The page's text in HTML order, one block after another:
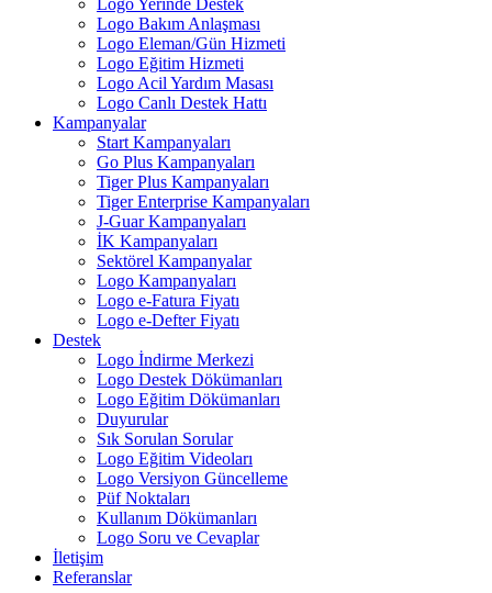
Logo Yerinde Destek
Logo Bakım Anlaşması
Logo Eleman/Gün Hizmeti
Logo Eğitim Hizmeti
Logo Acil Yardım Masası
Logo Canlı Destek Hattı
Kampanyalar
Start Kampanyaları
Go Plus Kampanyaları
Tiger Plus Kampanyaları
Tiger Enterprise Kampanyaları
J-Guar Kampanyaları
İK Kampanyaları
Sektörel Kampanyalar
Logo Kampanyaları
Logo e-Fatura Fiyatı
Logo e-Defter Fiyatı
Destek
Logo İndirme Merkezi
Logo Destek Dökümanları
Logo Eğitim Dökümanları
Duyurular
Sık Sorulan Sorular
Logo Eğitim Videoları
Logo Versiyon Güncelleme
Püf Noktaları
Kullanım Dökümanları
Logo Soru ve Cevaplar
İletişim
Referanslar